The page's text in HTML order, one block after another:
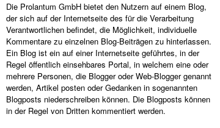
Die Prolantum GmbH bietet den Nutzern auf einem Blog,
der sich auf der Internetseite des für die Verarbeitung
Verantwortlichen befindet, die Möglichkeit, individuelle
Kommentare zu einzelnen Blog-Beiträgen zu hinterlassen.
Ein Blog ist ein auf einer Internetseite geführtes, in der
Regel öffentlich einsehbares Portal, in welchem eine oder
mehrere Personen, die Blogger oder Web-Blogger genannt
werden, Artikel posten oder Gedanken in sogenannten
Blogposts niederschreiben können. Die Blogposts können
in der Regel von Dritten kommentiert werden.